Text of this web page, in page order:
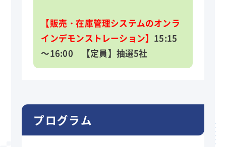
【販売・在庫管理システムのオンラ
インデモンストレーション】 15:15
～16:00 【定員】抽選5社
プログラム